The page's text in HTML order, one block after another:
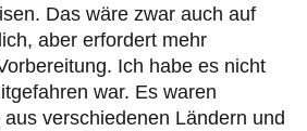
Das wäre zwar auch auf
aber erfordert mehr
Ich habe es nicht
war. Es waren
verschiedenen Ländern und